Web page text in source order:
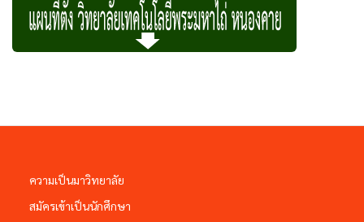
ความเป็นมาวิทยาลัย
สมัครเข้าเป็นนักศึกษา